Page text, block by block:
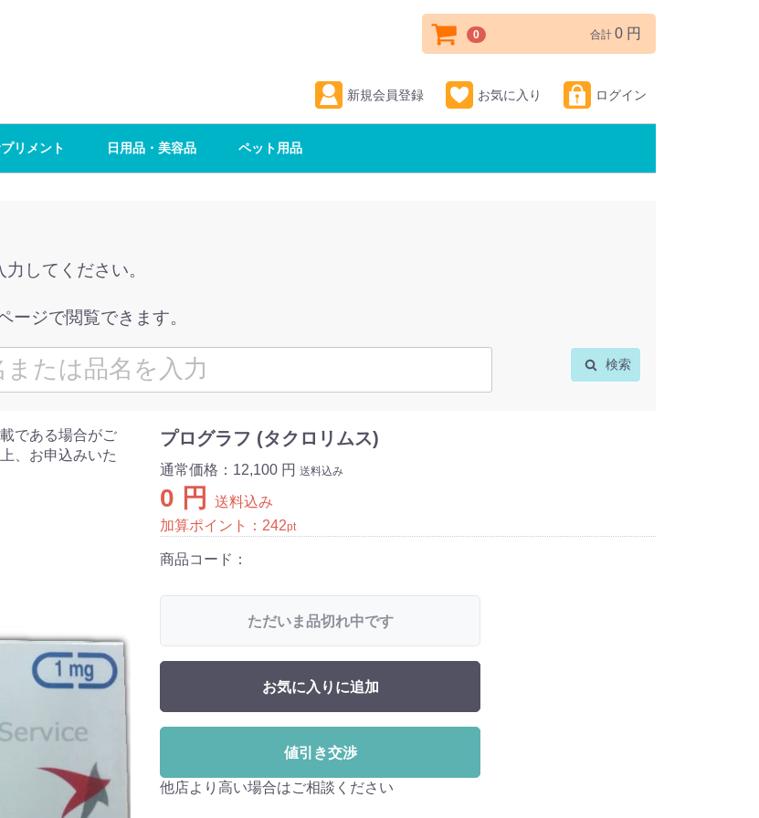
新規会員登録 お気に入り ログイン
0 合計 0 円
リメント 日用品・美容品 ペット用品
してください。
ージで閲覧できます。
検索
である場合がご
、お申込みいた
プログラフ (タクロリムス)
通常価格： 12,100 円 送料込み
0 円
送料込み
加算ポイント： 242pt
商品コード：
ただいま品切れ中です
お気に入りに追加
値引き交渉
他店より高い場合はご相談ください